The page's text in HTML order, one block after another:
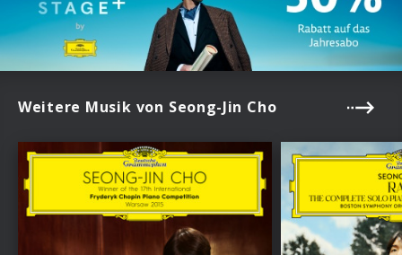
Weitere Musik von Seong-Jin Cho